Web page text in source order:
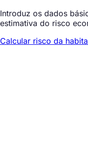
Introduz os dados
estimativa do risco
Calcular risco da